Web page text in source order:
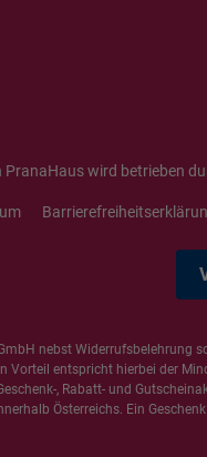
PranaHaus wird betrieben
nebst Widerrufsbelehrung
entspricht hierbei der
, Rabatt- und
Österreichs. Ein